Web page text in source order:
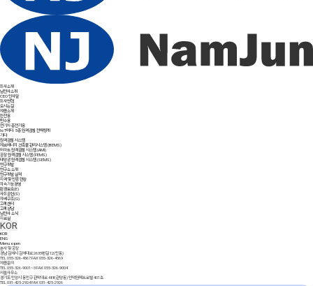
회사소개
남전사소개
CEO 인사말
회사연혁
오시는길
제품소개
한전용
민수용
전기차 충전기용
IoT미터∙ 5종 원격검침 전력량계
기타
원격검침 시스템
제로에너지 건축물 관리시스템 (BEMS)
아파트 원격검침 시스템 (AMI)
공장 원격검침 시스템 (FEMS)
태양광 원격검침 시스템 (SEMS)
연구개발
연구소 소개
연구개발 실적
자격 및 인증 현황
지속가능경영
환경보호(E)
사회공헌(S)
지배구조(G)
고객센터
고객상담
남전사 소식
자료실
KOR
KOR
ENG
Menu open
본사 및 공장
경남 김해시 김해대로 2635번길 12(안동)
TEL 055-326-4567FAX 055-326-4569
제품문의
TEL 055-326-9001~3FAX 055-326-9004
서울사무소
경기도 안양시 동안구 관악대로 488(관양동) 인덕원메트로빌 401호
TEL 031-425-2924FAX 031-425-2926